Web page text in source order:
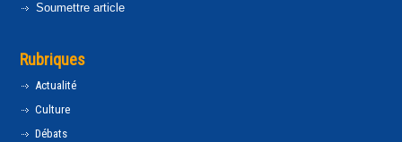
Soumettre article
Rubriques
Actualité
Culture
Débats